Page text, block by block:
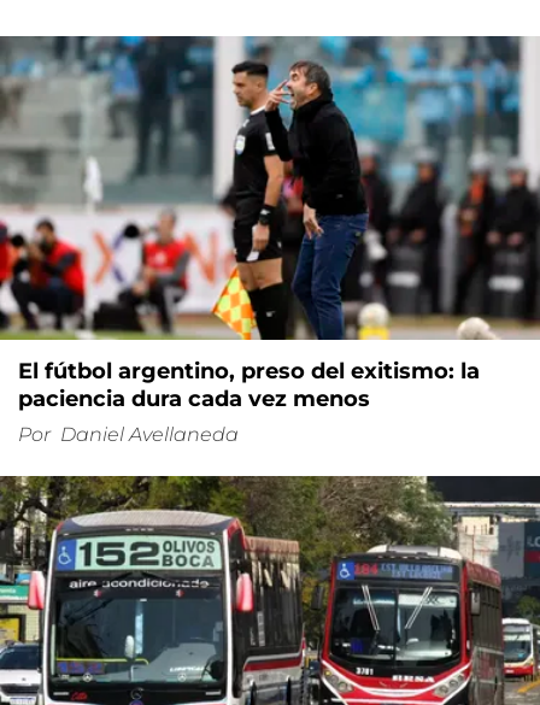
El fútbol argentino, preso del exitismo: la
paciencia dura cada vez menos
Por Daniel Avellaneda